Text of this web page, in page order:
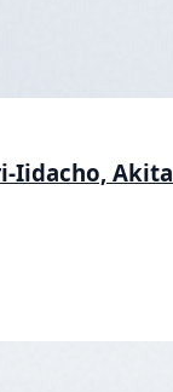
Iidacho, Akita